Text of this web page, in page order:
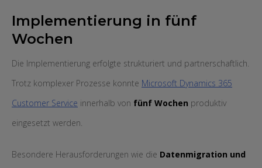
Implementierung in fünf
Wochen
Die Implementierung erfolgte strukturiert und partnerschaftlich.
Trotz komplexer Prozesse konnte Microsoft Dynamics 365
Customer Service innerhalb von fünf Wochen produktiv
eingesetzt werden.
Besondere Herausforderungen wie die Datenmigration und